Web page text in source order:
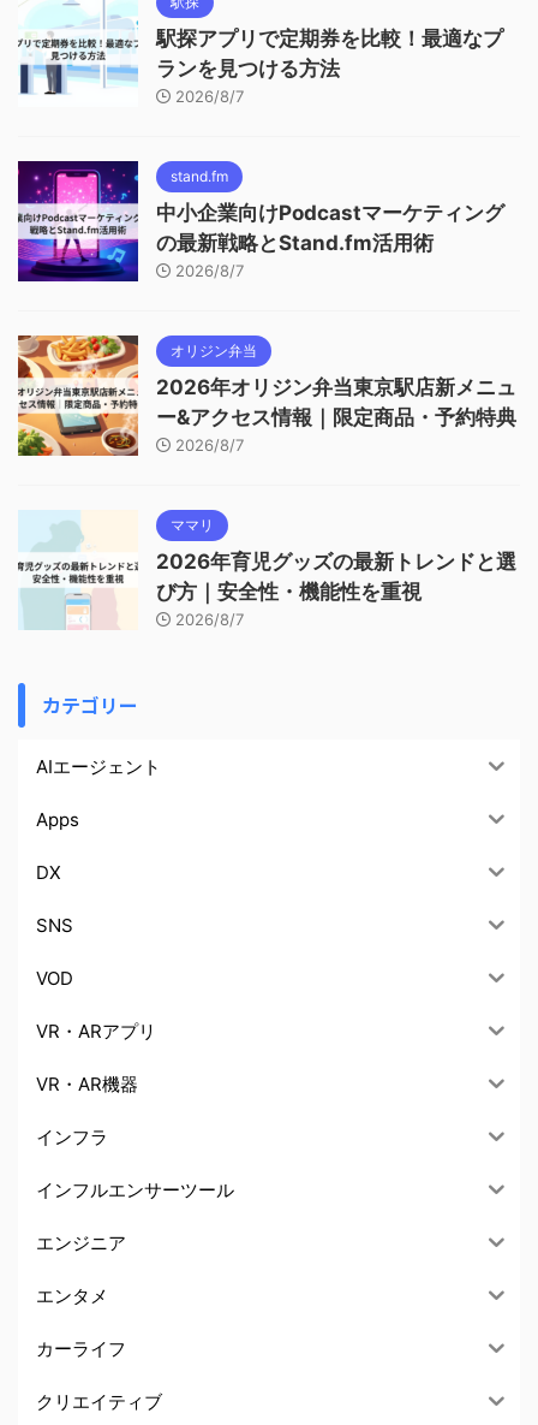
駅探アプリで定期券を比較！最適なプ
ランを見つける方法
2026/8/7
stand.fm
中小企業向けPodcastマーケティング
の最新戦略とStand.fm活用術
2026/8/7
オリジン弁当
2026年オリジン弁当東京駅店新メニュ
ー&アクセス情報｜限定商品・予約特典
2026/8/7
ママリ
2026年育児グッズの最新トレンドと選
び方｜安全性・機能性を重視
2026/8/7
カテゴリー
AIエージェント
Apps
DX
SNS
VOD
VR・ARアプリ
VR・AR機器
インフラ
インフルエンサーツール
エンジニア
エンタメ
カーライフ
クリエイティブ